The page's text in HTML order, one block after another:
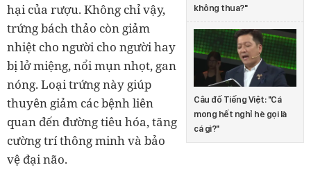
không thua?"
Câu đố Tiếng Việt: "Cá
mong hết nghỉ hè gọi là
cá gì?"
hại của rượu. Không chỉ vậy,
trứng bách thảo còn giảm
nhiệt cho người cho người hay
bị lở miệng, nổi mụn nhọt, gan
nóng. Loại trứng này giúp
thuyên giảm các bệnh liên
quan đến đường tiêu hóa, tăng
cường trí thông minh và bảo
vệ đại não.